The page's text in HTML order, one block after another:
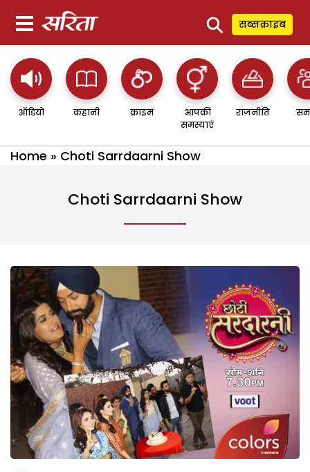
⚲ सब्सक्राइब
ऑडियो कहानी क्राइम
आपकी
समस्याएं
राजनीति
Home » Choti Sarrdaarni Show
Choti Sarrdaarni Show